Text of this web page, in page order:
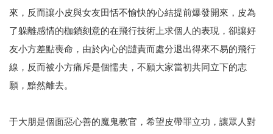
來，反而讓小皮與女友田恬不愉快的心結提前爆發開來，皮為
了躲離感情的枷鎖刻意的在飛行技術上求個人的表現，卻讓好
友小方差點喪命，由於內心的譴責而處分退出得來不易的飛行
線，反而被小方痛斥是個懦夫，不願大家當初共同立下的志
願，黯然離去。
于大朋是個面惡心善的魔鬼教官，希望皮帶罪立功，讓眾人對